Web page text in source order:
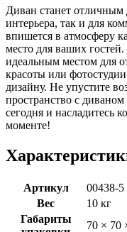
Диван станет
интерьера, так и для
впишется в атмосферу
место для ваших
идеальным местом для
красоты или
дизайну. Не упустите
пространство с
сегодня и насладитесь
моменте!
Артикул
00438-5
Вес
10 кг
Габариты
70 × 70